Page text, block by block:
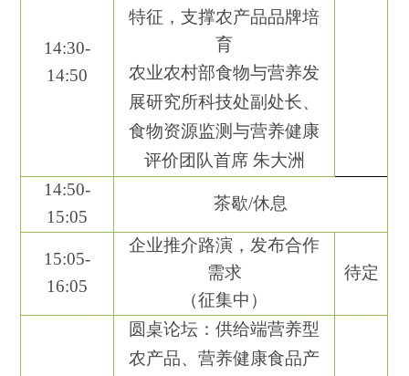
14:30-
14:50
特征，支撑农产品品牌培
育
农业农村部食物与营养发
展研究所科技处副处长、
食物资源监测与营养健康
评价团队首席 朱大洲
14:50-
1 5:05
茶歇/休息
1 5:05-
16:05
企业推介路演，发布合作
需求
（征集中）
待定
圆桌论坛：供给端营养型
农产品、营养健康食品产